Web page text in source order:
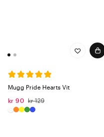
Mugg Pride Hearts Vit
kr 90 kr 129